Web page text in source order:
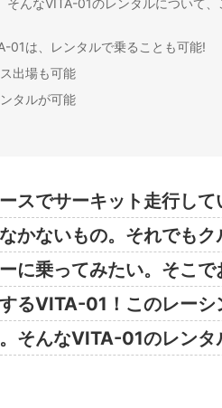
んなVITA-01のレンタルについて、
01は、レンタルで乗ることも可能!
出場も可能
タルが可能
スでサーキット走行して
かないもの。それでもク
に乗ってみたい。そこで
るVITA-01！このレーシ
そんなVITA-01のレンタ